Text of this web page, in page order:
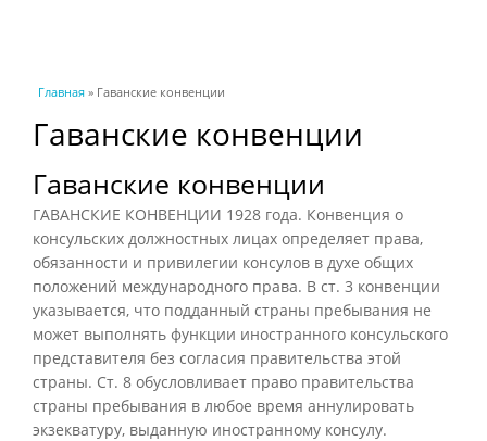
Вы здесь
Главная » Гаванские конвенции
Гаванские конвенции
Гаванские конвенции
ГАВАНСКИЕ КОНВЕНЦИИ 1928 года. Конвенция о
консульских должностных лицах определяет права,
обязанности и привилегии консулов в духе общих
положений международного права. В ст. 3 конвенции
указывается, что подданный страны пребывания не
может выполнять функции иностранного консульского
представителя без согласия правительства этой
страны. Ст. 8 обусловливает право правительства
страны пребывания в любое время аннулировать
экзекватуру, выданную иностранному консулу.